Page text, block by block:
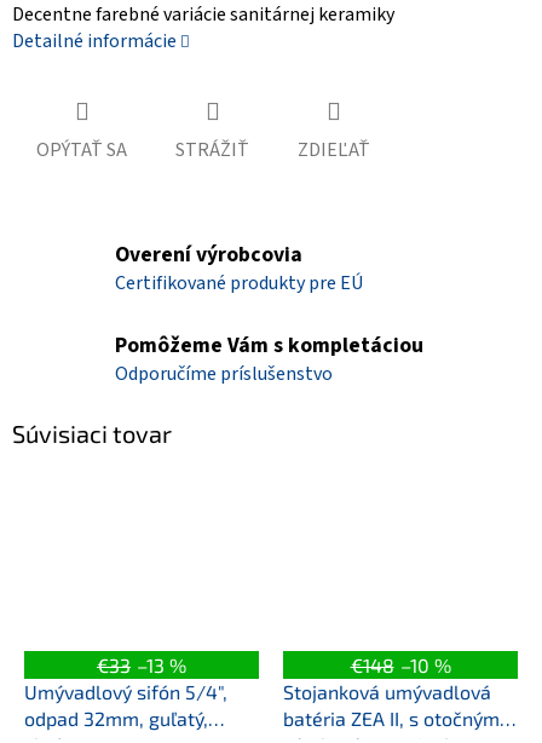
Decentne farebné variácie sanitárnej keramiky
Detailné informácie
OPÝTAŤ SA STRÁŽIŤ ZDIEĽAŤ
Overení výrobcovia
Certifikované produkty pre EÚ
Pomôžeme Vám s kompletáciou
Odporučíme príslušenstvo
Súvisiaci tovar
€33 –13 %
Umývadlový sifón 5/4",
odpad 32mm, guľatý,
€148 –10 %
Stojanková umývadlová
batéria ZEA II, s otočným